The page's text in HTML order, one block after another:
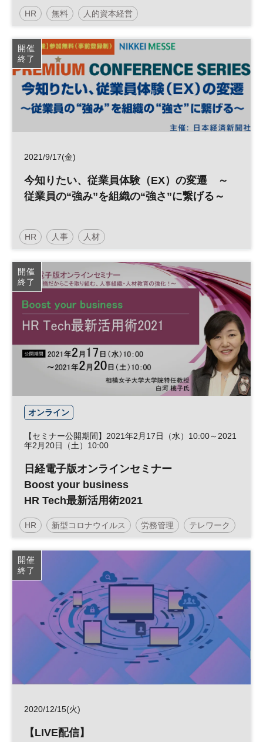
HR 無料 人的資本経営
日経プレミアム・カンファレンス・シリーズ
開催
終了
2021/9/17(金)
今知りたい、従業員体験（EX）の変遷 ～
従業員の“強み”を組織の“強さ”に繋げる～
HR 人事 人材
日経メッセプレミアム・カンファレンス・シリーズ
開催
終了
オンライン
【セミナー公開期間】2021年2月17日（水）10:00～2021
年2月20日（土）10:00
日経電子版オンラインセミナー
Boost your business
HR Tech最新活用術2021
HR 新型コロナウイルス 労務管理 テレワーク
人事 テクノロジー 採用 HRテック HRTech
日経オンラインセミナー
開催
終了
2020/12/15(火)
【LIVE配信】